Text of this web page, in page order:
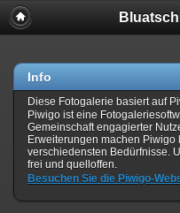
Info
Diese Fotogalerie basiert auf
Piwigo ist eine
Gemeinschaft engagierter
Erweiterungen machen
verschiedensten Bedürfnisse.
frei und quelloffen.
Besuchen Sie die Piwigo-